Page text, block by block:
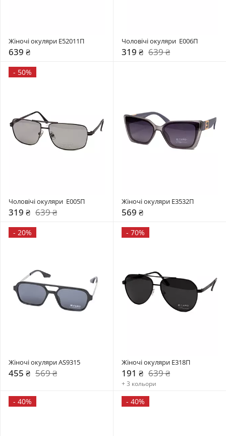
Жіночі окуляри E52011П
639 ₴
Чоловічі окуляри  Е006П
319 ₴ 639 ₴
- 50%
Чоловічі окуляри  Е005П
319 ₴ 639 ₴
Жіночі окуляри E3532П
569 ₴
- 20%
Жіночі окуляри AS9315
455 ₴ 569 ₴
- 70%
Жіночі окуляри Е318П
191 ₴ 639 ₴
+ 3 кольори
- 40% - 40%